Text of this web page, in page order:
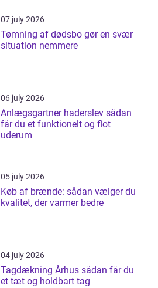
07 july 2026
Tømning af dødsbo gør en svær
situation nemmere
06 july 2026
Anlægsgartner haderslev sådan
får du et funktionelt og flot
uderum
05 july 2026
Køb af brænde: sådan vælger du
kvalitet, der varmer bedre
04 july 2026
Tagdækning Århus sådan får du
et tæt og holdbart tag